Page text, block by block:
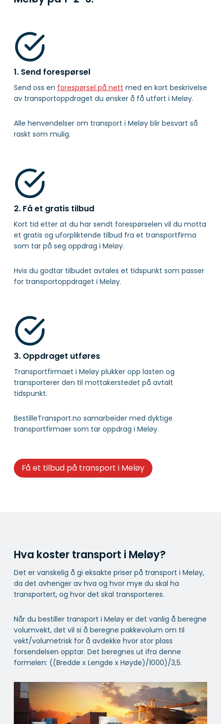
1. Send forespørsel
Send oss en forespørsel på nett med en kort beskrivelse
av transportoppdraget du ønsker å få utført i Meløy.
Alle henvendelser om transport i Meløy blir besvart så
raskt som mulig.
2. Få et gratis tilbud
Kort tid etter at du har sendt forespørselen vil du motta
et gratis og uforpliktende tilbud fra et transportfirma
som tar på seg oppdrag i Meløy.
Hvis du godtar tilbudet avtales et tidspunkt som passer
for transportoppdraget i Meløy.
3. Oppdraget utføres
Transportfirmaet i Meløy plukker opp lasten og
transporterer den til mottakerstedet på avtalt
tidspunkt.
BestilleTransport.no samarbeider med dyktige
transportfirmaer som tar oppdrag i Meløy.
Få et tilbud på transport i Meløy
Hva koster transport i Meløy?
Det er vanskelig å gi eksakte priser på transport i Meløy,
da det avhenger av hva og hvor mye du skal ha
transportert, og hvor det skal transporteres.
Når du bestiller transport i Meløy er det vanlig å beregne
volumvekt, det vil si å beregne pakkevolum om til
vekt/volumetrisk for å avdekke hvor stor plass
forsendelsen opptar. Det beregnes ut ifra denne
formelen: ((Bredde x Lengde x Høyde)/1000)/3,5.